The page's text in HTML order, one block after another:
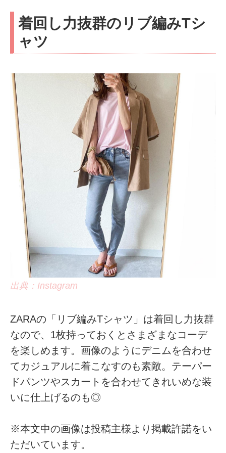
着回し力抜群のリブ編みTシ
ャツ
出典：Instagram
ZARAの「リブ編みTシャツ」は着回し力抜群
なので、1枚持っておくとさまざまなコーデ
を楽しめます。画像のようにデニムを合わせ
てカジュアルに着こなすのも素敵。テーパー
ドパンツやスカートを合わせてきれいめな装
いに仕上げるのも◎
※本文中の画像は投稿主様より掲載許諾をい
ただいています。